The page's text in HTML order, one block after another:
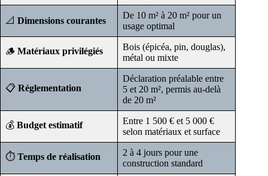
📐 Dimensions courantes
De 10 m² à 20 m² pour un
usage optimal
🪵 Matériaux privilégiés
Bois (épicéa, pin, douglas),
métal ou mixte
📋 Réglementation
Déclaration préalable entre
5 et 20 m², permis au-delà
de 20 m²
💰 Budget estimatif
Entre 1 500 € et 5 000 €
selon matériaux et surface
⏱️ Temps de réalisation
2 à 4 jours pour une
construction standard